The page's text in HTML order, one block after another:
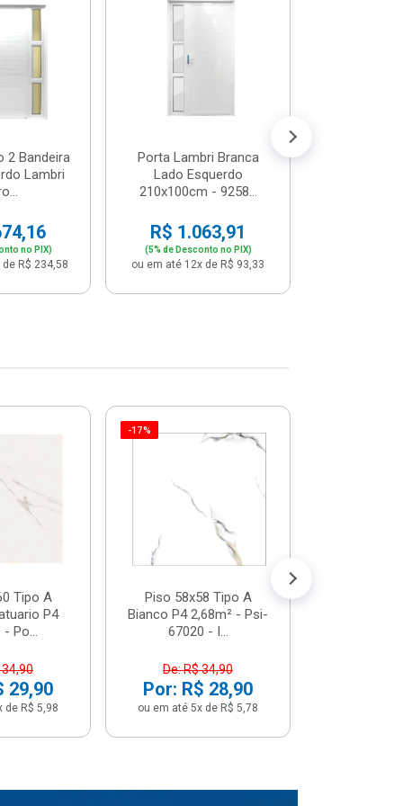
2 Bandeira
Lambri
no PIX)
R$ 234,58
Porta Lambri Branca
Lado Esquerdo
210x100cm - 9258...
R$ 1.063,91
(5% de Desconto no PIX)
ou em até 12x de R$ 93,33
Tipo A
P4
- Po...
34,90
29,90
de R$ 5,98
-17%
Piso 58x58 Tipo A
Bianco P4 2,68m² - Psi-
67020 - I...
De: R$ 34,90
Por: R$ 28,90
ou em até 5x de R$ 5,78